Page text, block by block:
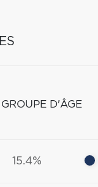
D'ÂGE
15.4%